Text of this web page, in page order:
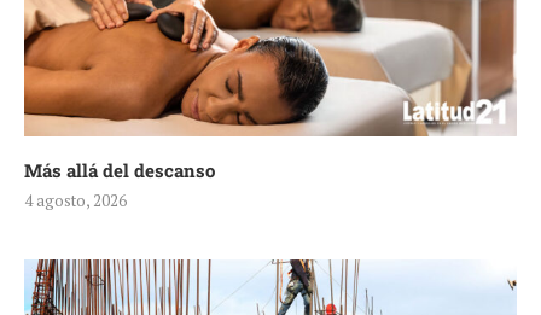
Más allá del descanso
4 agosto, 2026